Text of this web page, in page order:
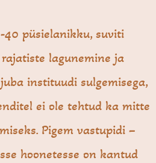
40 püsielanikku, suviti
lagunemine ja
instituudi sulgemisega,
ei ole tehtud ka mitte
Pigem vastupidi –
hoonetesse on kantud